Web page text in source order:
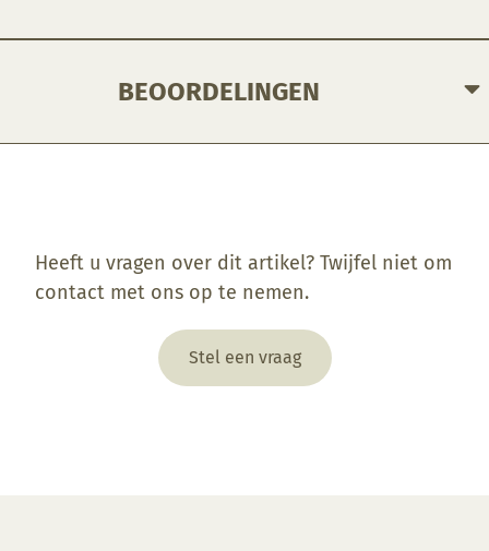
BEOORDELINGEN
Heeft u vragen over dit artikel? Twijfel niet om
contact met ons op te nemen.
Stel een vraag